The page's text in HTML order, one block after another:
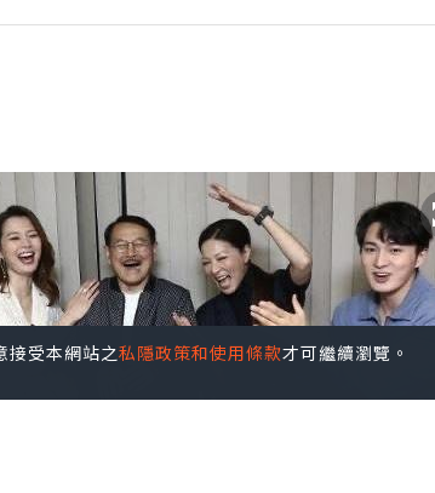
受本網站之私隱政策和使用條款才可繼續瀏覽。